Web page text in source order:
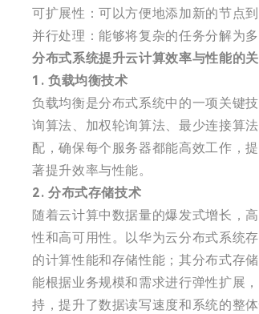
可扩展性：可以方便地添加新的节点
并行处理：能够将复杂的任务分解为
分布式系统提升云计算效率与性能的
1. 负载均衡技术
负载均衡是分布式系统中的一项关键
询算法、加权轮询算法、最少连接算
配，确保每个服务器都能高效工作，
著提升效率与性能。
2. 分布式存储技术
随着云计算中数据量的爆发式增长，
性和高可用性。以华为云分布式系统
的计算性能和存储性能；其分布式存
能根据业务规模和需求进行弹性扩展
持，提升了数据读写速度和系统的整体